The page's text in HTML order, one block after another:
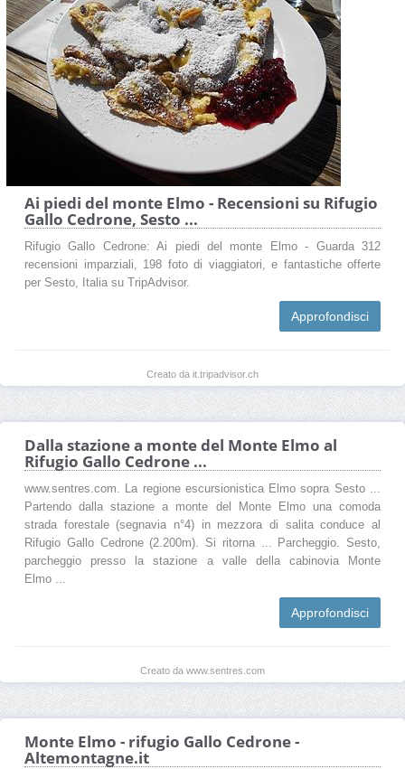
Ai piedi del monte Elmo - Recensioni su Rifugio
Gallo Cedrone, Sesto ...
Rifugio Gallo Cedrone: Ai piedi del monte Elmo - Guarda 312
recensioni imparziali, 198 foto di viaggiatori, e fantastiche offerte
per Sesto, Italia su TripAdvisor.
Approfondisci
Creato da it.tripadvisor.ch
Dalla stazione a monte del Monte Elmo al
Rifugio Gallo Cedrone ...
www.sentres.com. La regione escursionistica Elmo sopra Sesto ...
Partendo dalla stazione a monte del Monte Elmo una comoda
strada forestale (segnavia n°4) in mezzora di salita conduce al
Rifugio Gallo Cedrone (2.200m). Si ritorna ... Parcheggio. Sesto,
parcheggio presso la stazione a valle della cabinovia Monte
Elmo ...
Approfondisci
Creato da www.sentres.com
Monte Elmo - rifugio Gallo Cedrone -
Altemontagne.it